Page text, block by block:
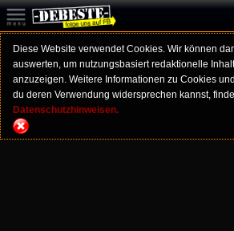
Diese Website verwendet Cookies. Wir können
auswerten, um nutzungsbasiert redaktionelle
anzuzeigen. Weitere Informationen zu Cookies
du deren Verwendung widersprechen kannst,
Datenschutzhinweisen.